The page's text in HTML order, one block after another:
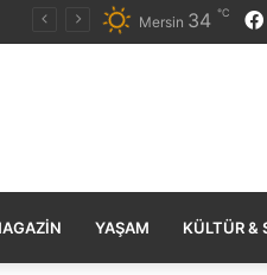
Mersin 34 ℃
YAŞAM KÜLTÜR &